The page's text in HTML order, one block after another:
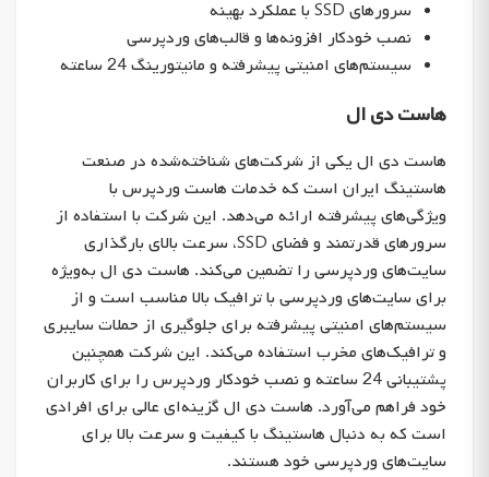
سرورهای SSD با عملکرد بهینه
نصب خودکار افزونه‌ها و قالب‌های وردپرسی
سیستم‌های امنیتی پیشرفته و مانیتورینگ 24 ساعته
هاست دی ال
هاست دی ال یکی از شرکت‌های شناخته‌شده در صنعت
هاستینگ ایران است که خدمات هاست وردپرس با
ویژگی‌های پیشرفته ارائه می‌دهد. این شرکت با استفاده از
سرورهای قدرتمند و فضای SSD، سرعت بالای بارگذاری
سایت‌های وردپرسی را تضمین می‌کند. هاست دی ال به‌ویژه
برای سایت‌های وردپرسی با ترافیک بالا مناسب است و از
سیستم‌های امنیتی پیشرفته برای جلوگیری از حملات سایبری
و ترافیک‌های مخرب استفاده می‌کند. این شرکت همچنین
پشتیبانی 24 ساعته و نصب خودکار وردپرس را برای کاربران
خود فراهم می‌آورد. هاست دی ال گزینه‌ای عالی برای افرادی
است که به دنبال هاستینگ با کیفیت و سرعت بالا برای
سایت‌های وردپرسی خود هستند.